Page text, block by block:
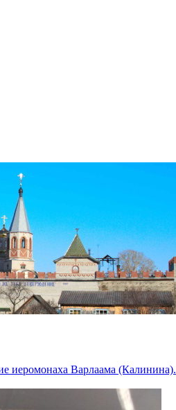
иеромонаха Варлаама (Калинина).